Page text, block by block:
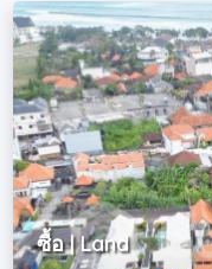
ซื้อ | Land